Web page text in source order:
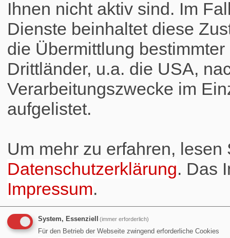
Ihnen nicht aktiv sind. Im
Dienste beinhaltet diese
die Übermittlung
Drittländer, u.a. die USA,
Verarbeitungszwecke im
aufgelistet.
Um mehr zu erfahren, lesen
Datenschutzerklärung. Das
Impressum.
System, Essenziell (immer erforderlich)
Für den Betrieb der Webseite zwingend erforderliche Cookies